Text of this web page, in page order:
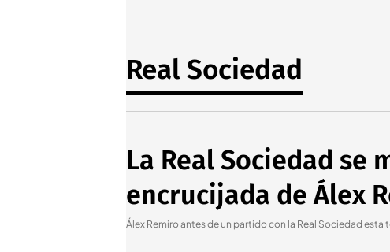
Real Sociedad
La Real Sociedad se
encrucijada de Álex
Álex Remiro antes de un partido con la Real Sociedad esta